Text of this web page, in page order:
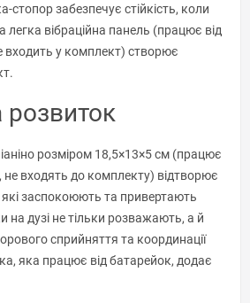
стопор забезпечує стійкість, коли
легка вібраційна панель (працює від
входить у комплект) створює
розвиток
розміром 18,5×13×5 см (працює
не входять до комплекту) відтворює
які заспокоюють та привертають
на дузі не тільки розважають, а й
сприйняття та координації
яка працює від батарейок, додає